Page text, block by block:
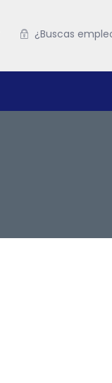
¿Buscas